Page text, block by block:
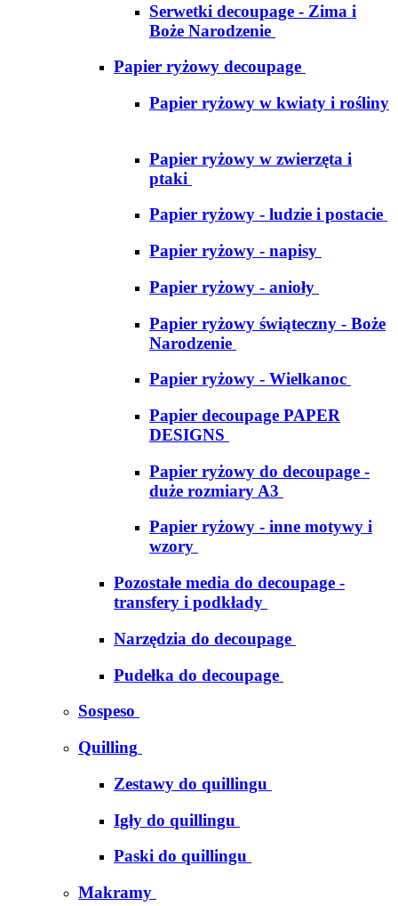
Serwetki decoupage - Zima i
Boże Narodzenie
Papier ryżowy decoupage
Papier ryżowy w kwiaty i rośliny
Papier ryżowy w zwierzęta i
ptaki
Papier ryżowy - ludzie i postacie
Papier ryżowy - napisy
Papier ryżowy - anioły
Papier ryżowy świąteczny - Boże
Narodzenie
Papier ryżowy - Wielkanoc
Papier decoupage PAPER
DESIGNS
Papier ryżowy do decoupage -
duże rozmiary A3
Papier ryżowy - inne motywy i
wzory
Pozostałe media do decoupage -
transfery i podkłady
Narzędzia do decoupage
Pudełka do decoupage
Sospeso
Quilling
Zestawy do quillingu
Igły do quillingu
Paski do quillingu
Makramy